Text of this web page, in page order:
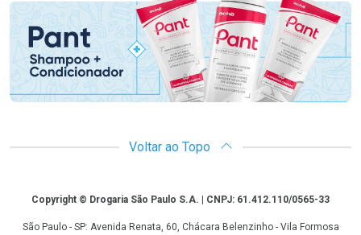
Voltar ao Topo
CopyrightCopyright © Drogaria São Paulo S.A. | CNPJ: 61.412.110/0565-33
São Paulo - SP: Avenida Renata, 60, Chácara Belenzinho - Vila Formosa